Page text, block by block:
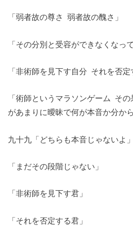
「弱者故の尊さ 弱者故の醜さ」
「その分別と受容ができなくなっ
「非術師を見下す自分 それを否定
「術師というマラソンゲーム そ
があまりに曖昧で何が本音か分から
九十九「どちらも本音じゃないよ」
「まだその段階じゃない」
「非術師を見下す君」
「それを否定する君」